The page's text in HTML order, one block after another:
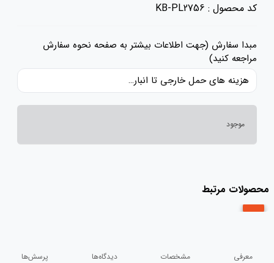
کد محصول : KB-PL2756
مبدا سفارش (جهت اطلاعات بیشتر به صفحه نحوه سفارش
مراجعه کنید)
هزینه های حمل خارجی تا انبار ایران، حقوق گمرکی و عوارض و مالیات و سایر هزینه های کالا به قیمت ریالی کالا اضافه شده است و حمل داخلی رایگان می باشد.
موجود
محصولات مرتبط
معرفی مشخصات دیدگاه‌ها پرسش‌ها